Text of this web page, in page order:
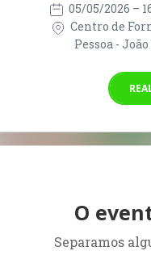
05/05/2026 –
Centro de
Pessoa -
O
Separamos